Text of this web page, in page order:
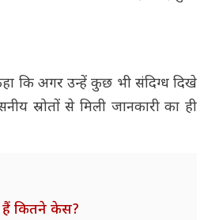
कि अगर उन्हें कुछ भी संदिग्ध दिखे
स्रोतों से मिली जानकारी का ही
हैं कितने केस?